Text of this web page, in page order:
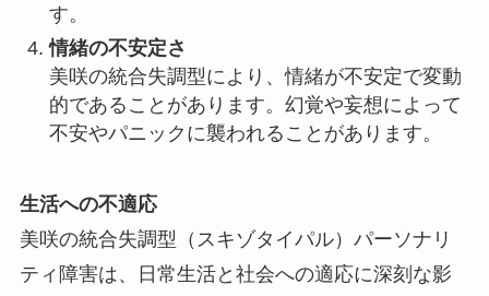
す。
情緒の不安定さ
美咲の統合失調型により、情緒が不安定で変動
的であることがあります。幻覚や妄想によって
不安やパニックに襲われることがあります。
生活への不適応
美咲の統合失調型（スキゾタイパル）パーソナリ
ティ障害は、日常生活と社会への適応に深刻な影